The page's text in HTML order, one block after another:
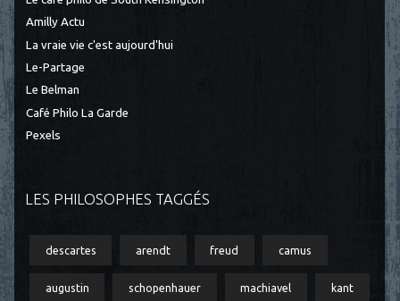
Amilly Actu
La vraie vie c'est aujourd'hui
Le-Partage
Le Belman
Café Philo La Garde
Pexels
LES PHILOSOPHES TAGGÉS
descartes arendt freud camus
augustin schopenhauer machiavel kant